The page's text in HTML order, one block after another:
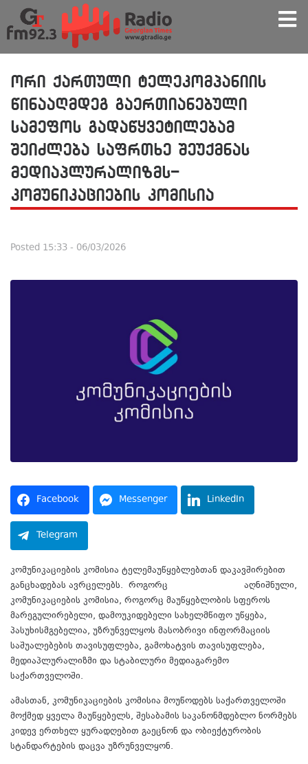
ორი ქართული ტელეკომპანიის
წინააღმდეგ გაერთიანებული
სამეფოს გადაწყვეტილებამ
შეიძლება საფრთხე შეუქმნას
მედიაპლურალიზმს-
კომუნიკაციების კომისია
Posted 15:33 - 06/03/2026
Facebook Messenger LinkedIn
Telegram
კომუნიკაციების კომისია ტელემაუწყებლებთან დაკავშირებით
განცხადებას ავრცელებს. როგორც
აღნიშნული,
კომუნიკაციების კომისია, როგორც მაუწყებლობის სფეროს
მარეგულირებელი, დამოუკიდებელი სახელმწიფო უწყება,
პასუხისმგებელია, უზრუნველყოს მასობრივი ინფორმაციის
საშუალებების თავისუფლება, გამოხატვის თავისუფლება,
მედიაპლურალიზმი და სტაბილური მედიაგარემო
საქართველოში.
ამასთან, კომუნიკაციების კომისია მოუწოდებს საქართველოში
მოქმედ ყველა მაუწყებელს, შესაბამის საკანონმდებლო ნორმებს
კიდევ ერთხელ ყურადღებით გაეცნონ და ობიექტურობის
სტანდარტების დაცვა უზრუნველყონ.